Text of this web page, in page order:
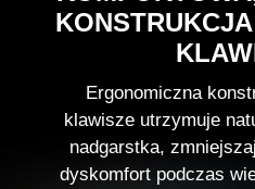
Ergonomiczna
klawisze utrzymuje
nadgarstka,
dyskomfort podczas